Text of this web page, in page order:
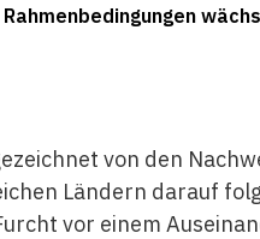
von den
Ländern darauf
vor einem